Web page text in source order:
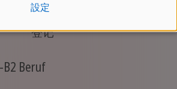
登记
Beruf
設定